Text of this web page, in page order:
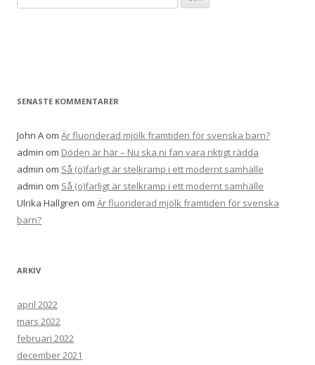
efter:
SENASTE KOMMENTARER
John A om Är fluoriderad mjölk framtiden för svenska barn?
admin om Döden är här – Nu ska ni fan vara riktigt rädda
admin om Så (o)farligt är stelkramp i ett modernt samhälle
admin om Så (o)farligt är stelkramp i ett modernt samhälle
Ulrika Hallgren om Är fluoriderad mjölk framtiden för svenska
barn?
ARKIV
april 2022
mars 2022
februari 2022
december 2021